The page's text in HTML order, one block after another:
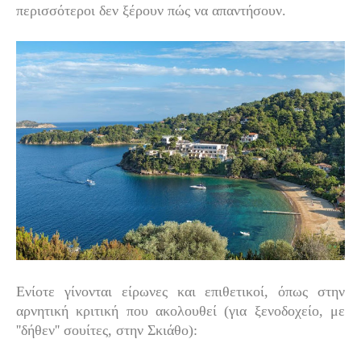
περισσότεροι δεν ξέρουν πώς να απαντήσουν.
Ενίοτε γίνονται είρωνες και επιθετικοί, όπως στην
αρνητική κριτική που ακολουθεί (για ξενοδοχείο, με
''δήθεν'' σουίτες, στην Σκιάθο):